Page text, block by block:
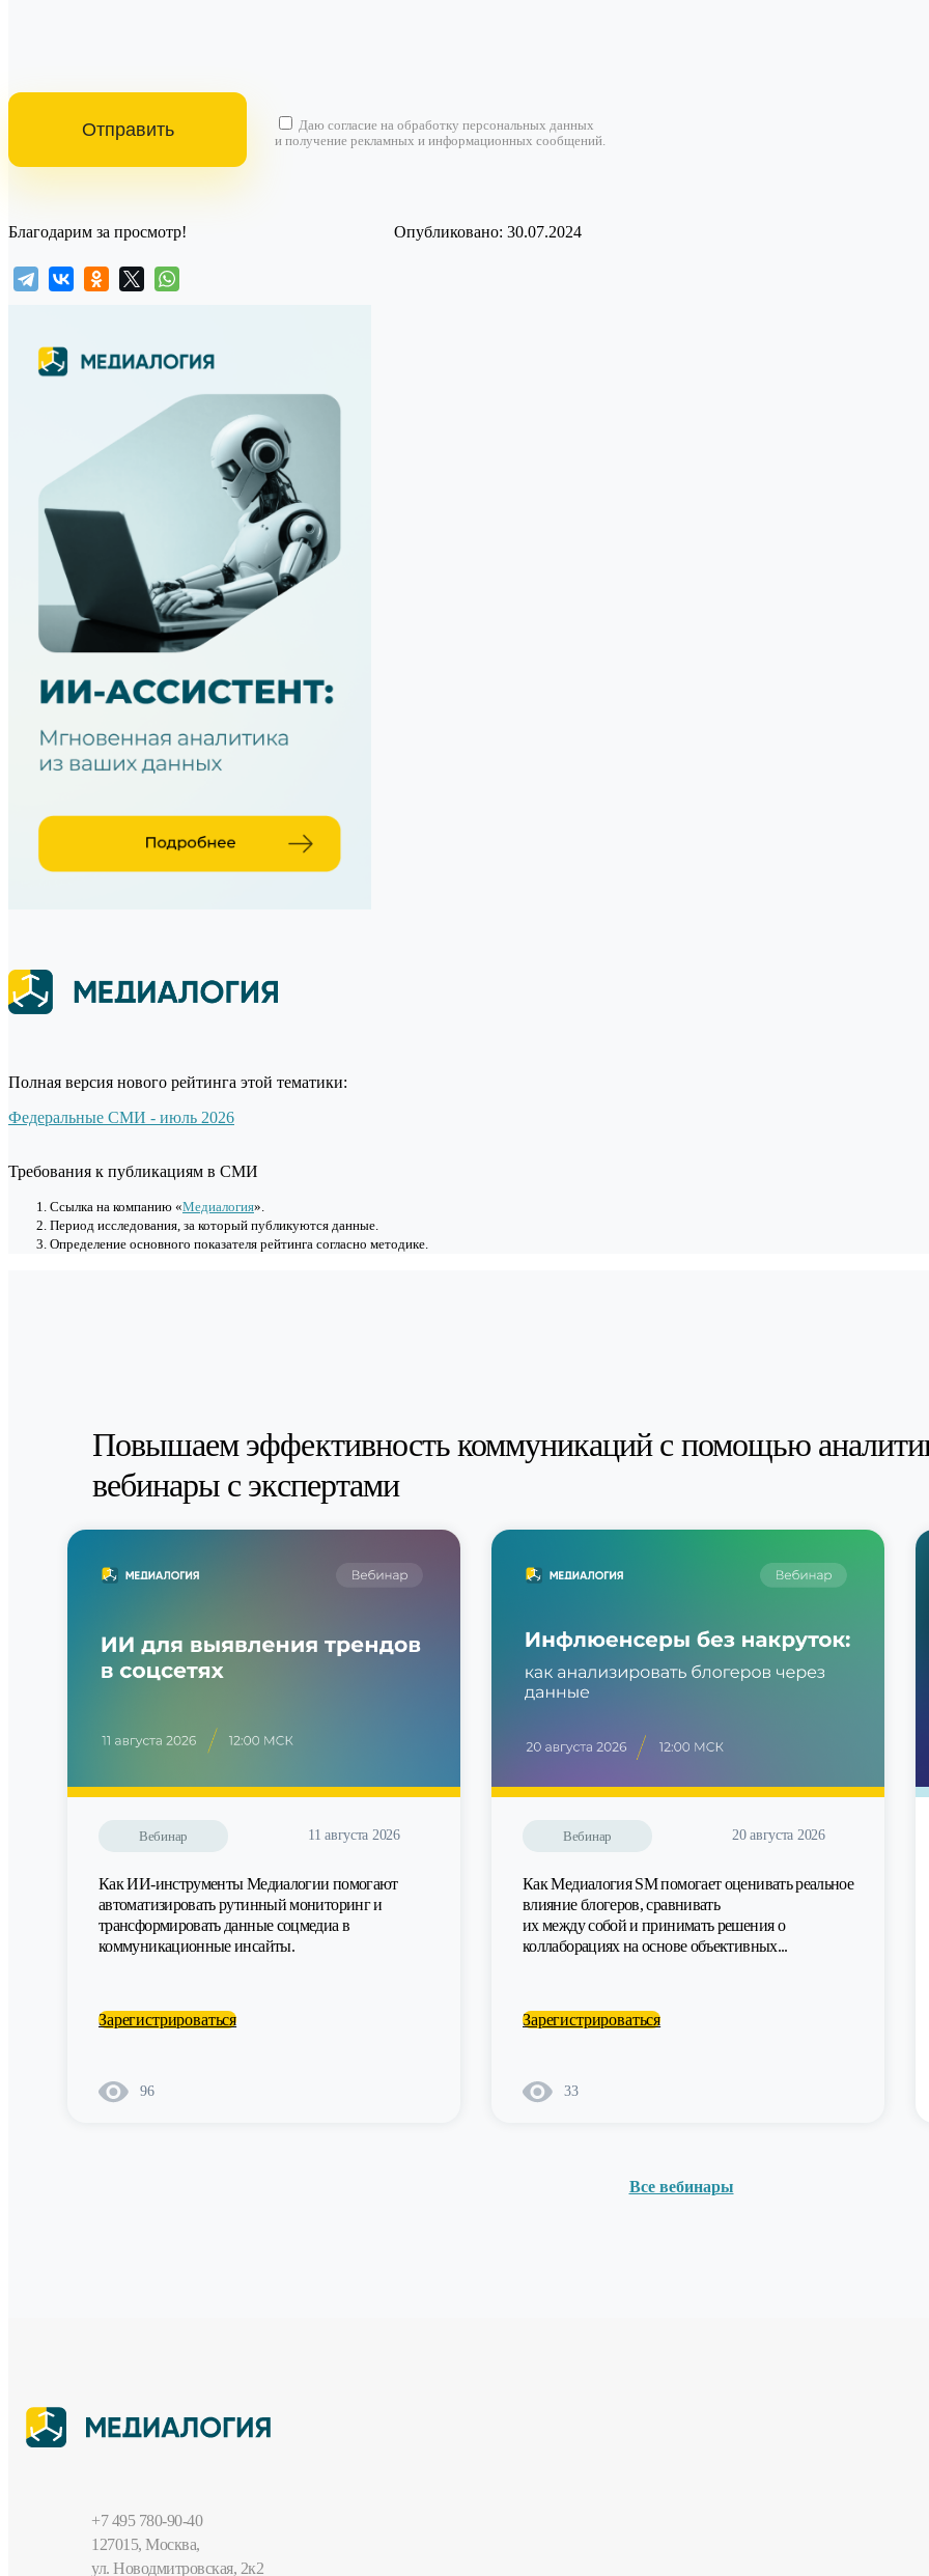
Даю согласие на обработку персональных данных
и получение рекламных и информационных сообщений.
Благодарим за просмотр! Опубликовано: 30.07.2024
Полная версия нового рейтинга этой тематики:
Федеральные СМИ - июль 2026
Требования к публикациям в СМИ
Cсылка на компанию «Медиалогия».
Период исследования, за который публикуются данные.
Определение основного показателя рейтинга согласно методике.
Повышаем эффективность коммуникаций с помощью
вебинары с экспертами
Вебинар 11 августа 2026
Как ИИ-инструменты Медиалогии помогают
автоматизировать рутинный мониторинг и
трансформировать данные соцмедиа в
коммуникационные инсайты.
Зарегистрироваться
96
Вебинар 20 августа 2026
Как Медиалогия SM помогает оценивать реальное
влияние блогеров, сравнивать
их между собой и принимать решения о
коллаборациях на основе объективных...
Зарегистрироваться
33
Все вебинары
+7 495 780-90-40
127015, Москва,
ул. Новодмитровская, 2к2